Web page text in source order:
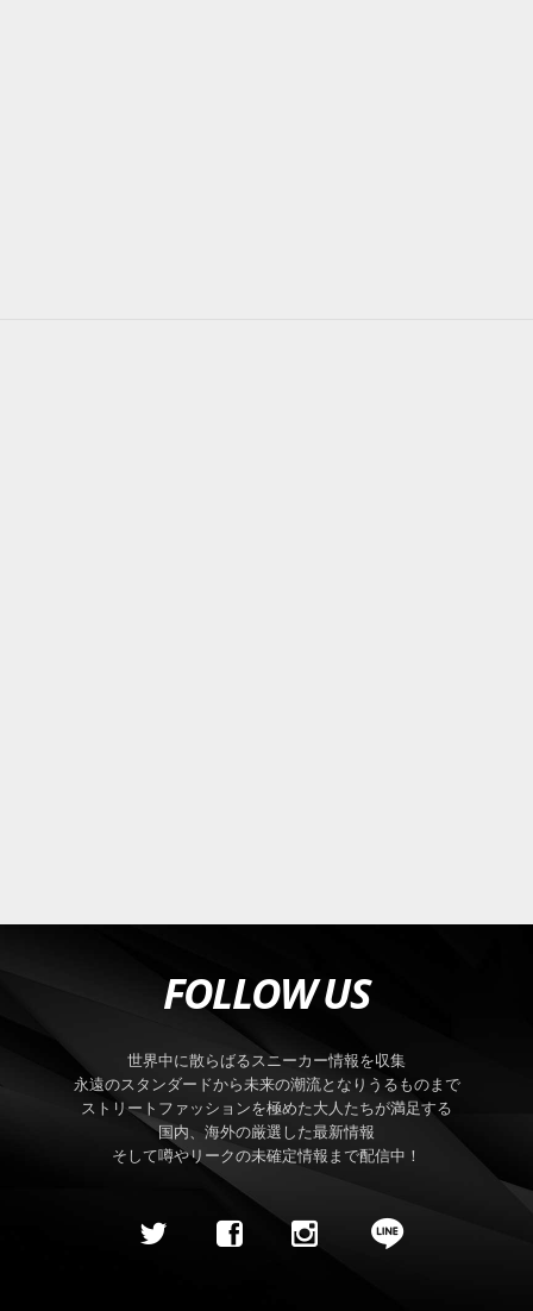
FOLLOW US
世界中に散らばるスニーカー情報を収集
永遠のスタンダードから未来の潮流となりうるものまで
ストリートファッションを極めた大人たちが満足する
国内、海外の厳選した最新情報
そして噂やリークの未確定情報まで配信中！